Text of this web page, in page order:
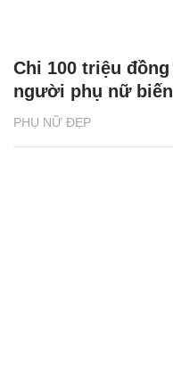
PHỤ NỮ ĐẸP
Chi 100 triệu
người phụ nữ